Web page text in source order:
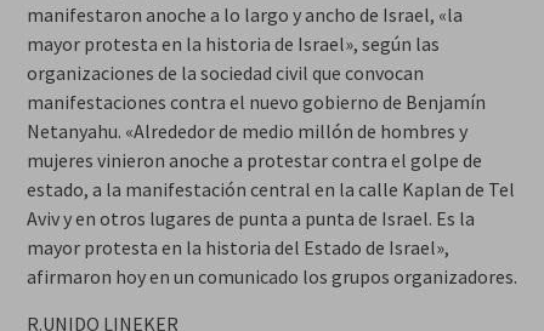
manifestaron anoche a lo largo y ancho de Israel, «la
mayor protesta en la historia de Israel», según las
organizaciones de la sociedad civil que convocan
manifestaciones contra el nuevo gobierno de Benjamín
Netanyahu. «Alrededor de medio millón de hombres y
mujeres vinieron anoche a protestar contra el golpe de
estado, a la manifestación central en la calle Kaplan de Tel
Aviv y en otros lugares de punta a punta de Israel. Es la
mayor protesta en la historia del Estado de Israel»,
afirmaron hoy en un comunicado los grupos organizadores.
R.UNIDO LINEKER